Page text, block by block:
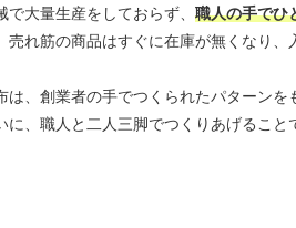
大量生産をしておらず、 職人の手でひ
売れ筋の商品はすぐに在庫が無くなり、
、創業者の手でつくられたパターンを
に、職人と二人三脚でつくりあげるこ